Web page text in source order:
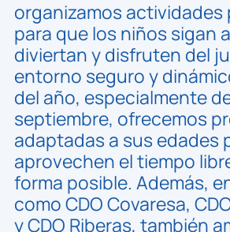
organizamos actividades
para que los niños sigan
diviertan y disfruten del
entorno seguro y
del año, especialmente
septiembre, ofrecemos
adaptadas a sus edades
aprovechen el tiempo
forma posible. Además,
como CDO Covaresa,
y CDO Riberas, también